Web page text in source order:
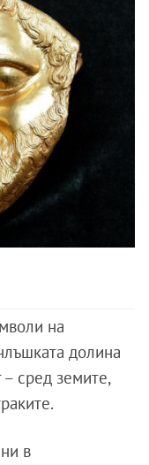
на
долина
– сред земите,
в